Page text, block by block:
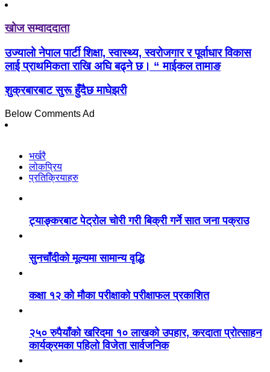
खोज सम्वाददाता
उज्यालो नेपाल पार्टी शिक्षा, स्वास्थ्य, स्वरोजगार र पूर्वाधार विकास
लाई प्राथमिकता राखि अघि बढ्ने छ। “ माईकल तामाङ
शुक्रबारबाट सुरू हुँदैछ माघेझरी
Below Comments Ad
भर्खरै
लोकप्रिय
प्रतिक्रियाहरु
ट्याङ्करबाट पेट्रोल चोरी गरी बिक्री गर्ने सात जना पक्राउ
सुनचाँदीको मूल्यमा सामान्य वृद्धि
कक्षा १२ को मौका परीक्षाको परीक्षाफल प्रकाशित
२५० रुपैयाँको खरिदमा १० लाखको उपहार, करदाता प्रोत्साहन
कार्यक्रमका पहिलो विजेता सार्वजनिक